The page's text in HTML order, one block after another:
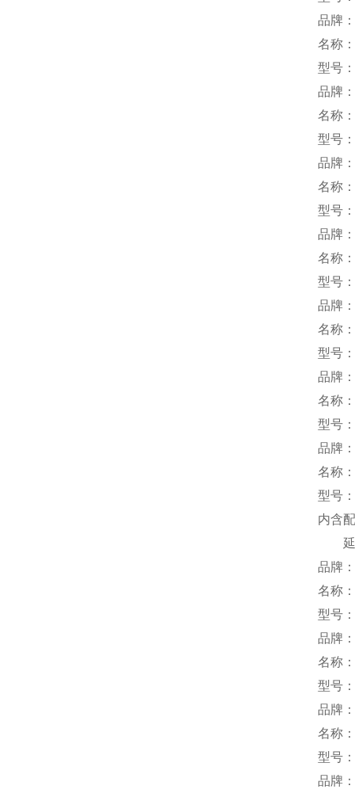
品牌
名称
型号
品牌
名称
型号
品牌
名称
型号
品牌
名称
型号
品牌
名称
型号
品牌
名称
型号
品牌
名称
型号
内含
延
品牌
名称
型号
品牌
名称
型号
品牌
名称
型号
品牌